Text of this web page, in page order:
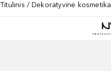
Titulinis Dekoratyvinė kosmetika